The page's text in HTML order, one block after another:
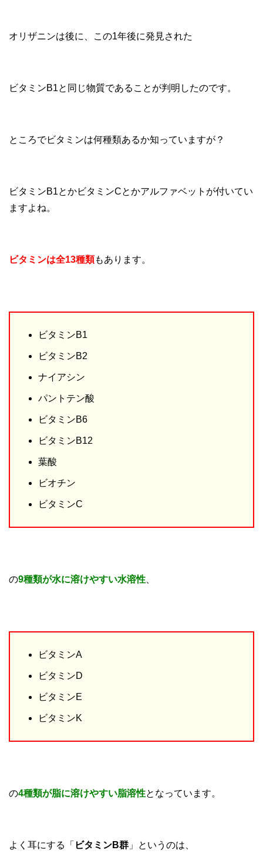
オリザニンは後に、この1年後に発見された
ビタミンB1と同じ物質であることが判明したのです。
ところでビタミンは何種類あるか知っていますが？
ビタミンB1とかビタミンCとかアルファベットが付いてい
ますよね。
ビタミンは全13種類もあります。
ビタミンB1
ビタミンB2
ナイアシン
パントテン酸
ビタミンB6
ビタミンB12
葉酸
ビオチン
ビタミンC
の9種類が水に溶けやすい水溶性
ビタミンA
ビタミンD
ビタミンE
ビタミンK
の4種類が脂に溶けやすい脂溶性となっています。
よく耳にする「 ビタミンB群 」というのは、